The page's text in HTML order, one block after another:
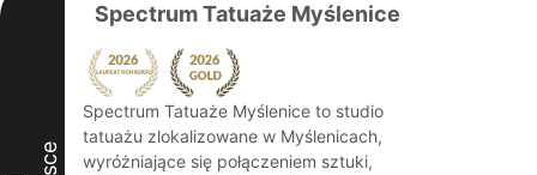
Spectrum Tatuaże Myślenice
Spectrum Tatuaże Myślenice to studio
tatuażu zlokalizowane w Myślenicach,
wyróżniające się połączeniem sztuki,